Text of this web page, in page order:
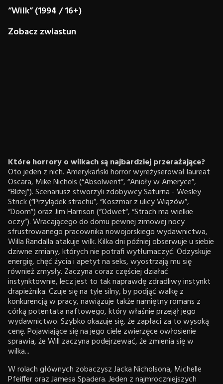
“Wilk” (1994 / 16+)
Zobacz zwiastun
Które horrory o wilkach są najbardziej przerażające?
Oto jeden z nich. Amerykański horror wyreżyserował laureat
Oscara, Mike Nichols (“Absolwent”, “Anioły w Ameryce”,
“Bliżej”). Scenariusz stworzyli zdobywcy Saturna - Wesley
Strick (“Przylądek strachu”, “Koszmar z ulicy Wiązów”,
“Doom”) oraz Jim Harrison (“Odwet”, “Strach ma wielkie
oczy”). Wracającego do domu pewnej zimowej nocy
sfrustrowanego pracownika nowojorskiego wydawnictwa,
Willa Randalla atakuje wilk. Kilka dni później obserwuje u siebie
dziwne zmiany, których nie potrafi wytłumaczyć. Odzyskuje
energię, chęć życia i apetyt na seks, wyostrzają mu się
również zmysły. Zaczyna coraz częściej działać
instynktownie, lecz jest to tak naprawdę zdradliwy instynkt
drapieżnika. Czuje się na tyle silny, by podjąć walkę z
konkurencją w pracy, nawiązuje także namiętny romans z
córką potentata naftowego, który właśnie przejął jego
wydawnictwo. Szybko okazuje się, że zapłaci za to wysoką
cenę. Pojawiające się na jego ciele zwierzęce owłosienie
sprawia, że Will zaczyna podejrzewać, że zmienia się w
wilka...
W rolach głównych zobaczysz Jacka Nicholsona, Michelle
Pfeiffer oraz Jamesa Spadera. Jeden z najmroczniejszych